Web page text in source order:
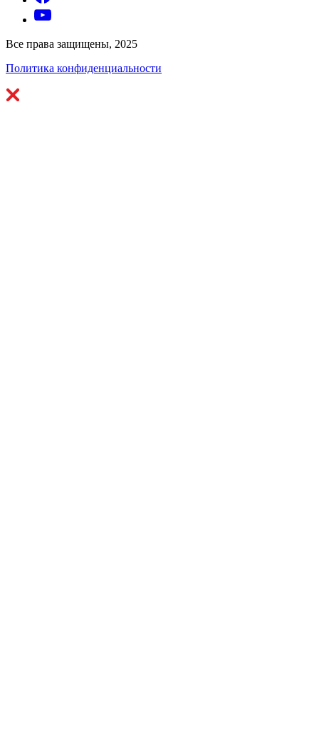
Все права защищены, 2025
Политика конфиденциальности